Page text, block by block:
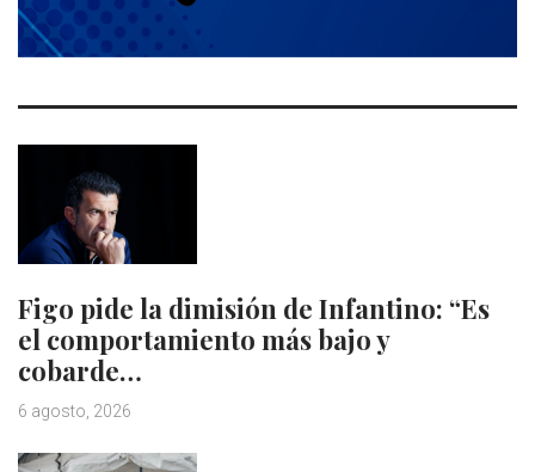
Figo pide la dimisión de Infantino: “Es
el comportamiento más bajo y
cobarde…
6 agosto, 2026